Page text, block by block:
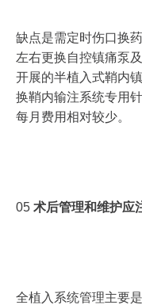
缺点是需定时伤口换
左右更换自控镇痛泵
开展的半植入式鞘内
换鞘内输注系统专用
每月费用相对较少。
05 术后管理和维护应
全植入系统管理主要